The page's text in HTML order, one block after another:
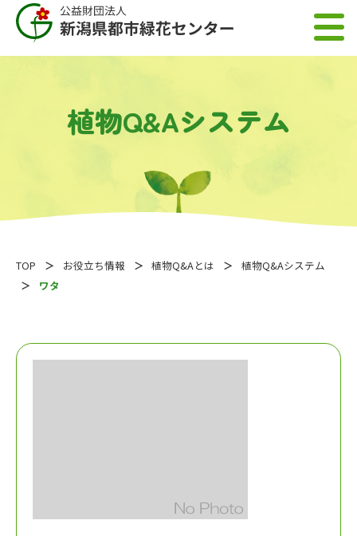
植物Q&Aシステム
TOP お役立ち情報 植物Q&Aとは
植物Q&Aシステム
ワタ